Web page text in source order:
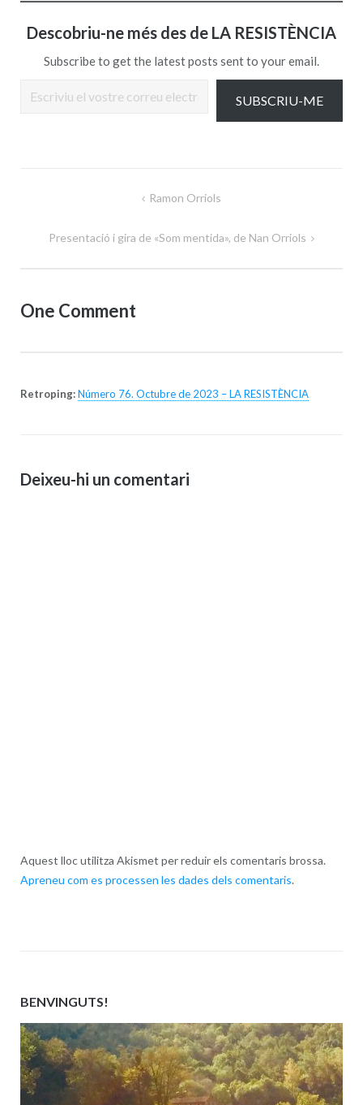
Descobriu-ne més des de LA RESISTÈNCIA
Subscribe to get the latest posts sent to your email.
SUBSCRIU-ME
Ramon Orriols
Presentació i gira de «Som mentida», de Nan Orriols
One Comment
Retroping:Número 76. Octubre de 2023 – LA RESISTÈNCIA
Deixeu-hi un comentari
Aquest lloc utilitza Akismet per reduir els comentaris brossa.
Apreneu com es processen les dades dels comentaris.
BENVINGUTS!